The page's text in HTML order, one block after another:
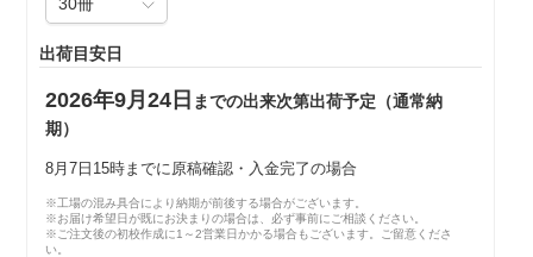
出荷目安日
2026年9月24日 までの出来次第出荷予定（通常納
期）
8月7日15時までに原稿確認・入金完了の場合
※工場の混み具合により納期が前後する場合がございます。
※お届け希望日が既にお決まりの場合は、必ず事前にご相談ください。
※ご注文後の初校作成に1～2営業日かかる場合もございます。ご留意くださ
い。